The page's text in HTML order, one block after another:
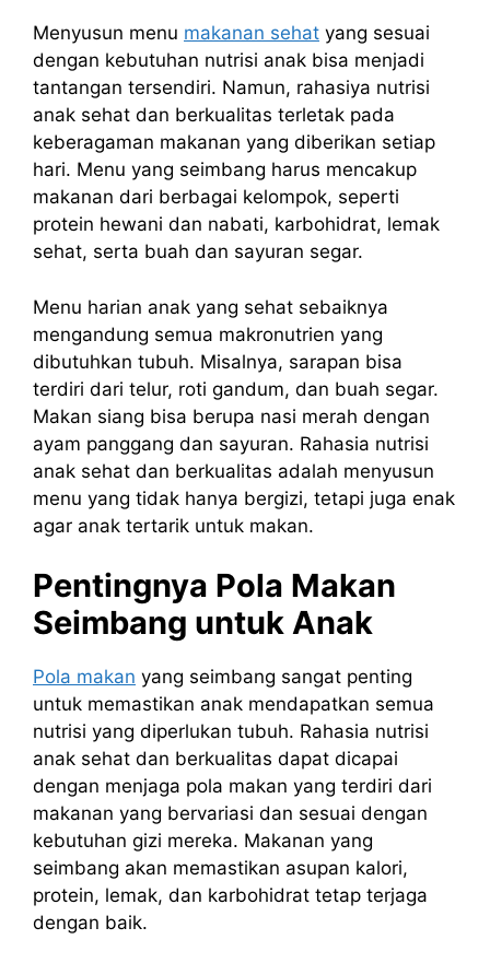
Menyusun menu makanan sehat yang sesuai
dengan kebutuhan nutrisi anak bisa menjadi
tantangan tersendiri. Namun, rahasiya nutrisi
anak sehat dan berkualitas terletak pada
keberagaman makanan yang diberikan setiap
hari. Menu yang seimbang harus mencakup
makanan dari berbagai kelompok, seperti
protein hewani dan nabati, karbohidrat, lemak
sehat, serta buah dan sayuran segar.
Menu harian anak yang sehat sebaiknya
mengandung semua makronutrien yang
dibutuhkan tubuh. Misalnya, sarapan bisa
terdiri dari telur, roti gandum, dan buah segar.
Makan siang bisa berupa nasi merah dengan
ayam panggang dan sayuran. Rahasia nutrisi
anak sehat dan berkualitas adalah menyusun
menu yang tidak hanya bergizi, tetapi juga enak
agar anak tertarik untuk makan.
Pentingnya Pola Makan
Seimbang untuk Anak
Pola makan yang seimbang sangat penting
untuk memastikan anak mendapatkan semua
nutrisi yang diperlukan tubuh. Rahasia nutrisi
anak sehat dan berkualitas dapat dicapai
dengan menjaga pola makan yang terdiri dari
makanan yang bervariasi dan sesuai dengan
kebutuhan gizi mereka. Makanan yang
seimbang akan memastikan asupan kalori,
protein, lemak, dan karbohidrat tetap terjaga
dengan baik.